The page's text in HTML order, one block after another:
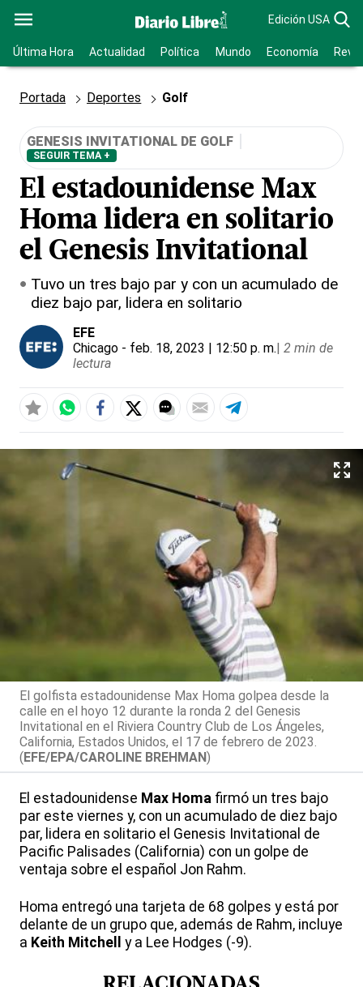
Edición USA
Última Hora Actualidad Política Mundo Economía
Portada Deportes Golf
GENESIS INVITATIONAL DE GOLF
SEGUIR TEMA +
El estadounidense Max
Homa lidera en solitario
el Genesis Invitational
Tuvo un tres bajo par y con un acumulado de
diez bajo par, lidera en solitario
EFE
Chicago - feb. 18, 2023 | 12:50 p. m.| 2 min de
lectura
El golfista estadounidense Max Homa golpea desde la
calle en el hoyo 12 durante la ronda 2 del Genesis
Invitational en el Riviera Country Club de Los Ángeles,
California, Estados Unidos, el 17 de febrero de 2023.
(EFE/EPA/CAROLINE BREHMAN)
El estadounidense Max Homa firmó un tres bajo
par este viernes y, con un acumulado de diez bajo
par, lidera en solitario el Genesis Invitational de
Pacific Palisades (California) con un golpe de
ventaja sobre el español Jon Rahm.
Homa entregó una tarjeta de 68 golpes y está por
delante de un grupo que, además de Rahm, incluye
a Keith Mitchell y a Lee Hodges (-9).